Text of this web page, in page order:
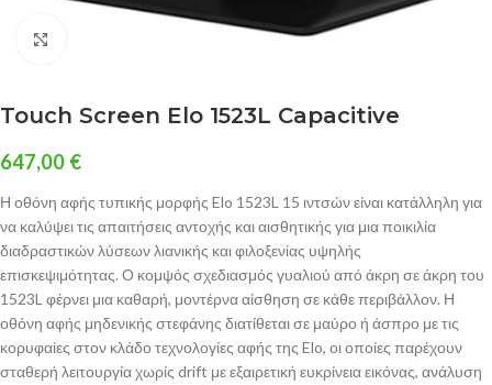
Touch Screen Elo 1523L Capacitive
647,00 €
Η οθόνη αφής τυπικής μορφής Elo 1523L 15 ιντσών είναι κατάλληλη για
να καλύψει τις απαιτήσεις αντοχής και αισθητικής για μια ποικιλία
διαδραστικών λύσεων λιανικής και φιλοξενίας υψηλής
επισκεψιμότητας. Ο κομψός σχεδιασμός γυαλιού από άκρη σε άκρη του
1523L φέρνει μια καθαρή, μοντέρνα αίσθηση σε κάθε περιβάλλον. Η
οθόνη αφής μηδενικής στεφάνης διατίθεται σε μαύρο ή άσπρο με τις
κορυφαίες στον κλάδο τεχνολογίες αφής της Elo, οι οποίες παρέχουν
σταθερή λειτουργία χωρίς drift με εξαιρετική ευκρίνεια εικόνας, ανάλυση